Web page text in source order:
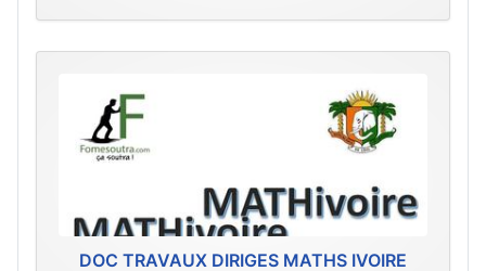
DOC TRAVAUX DIRIGES MATHS IVOIRE